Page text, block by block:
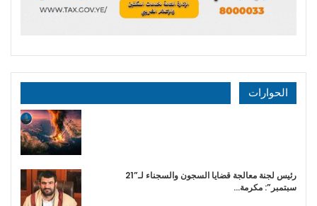
الحوارات
رئيس لجنة معالجة قضايا السجون والسجناء لـ”21
سبتمبر”: مكرمة…